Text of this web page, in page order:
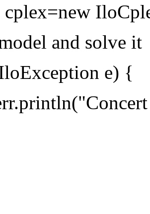
and solve it
e) {